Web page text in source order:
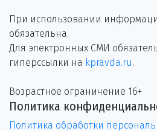
При использовании
обязательна.
Для электронных СМИ
гиперссылки на kpravda.ru.
Возрастное ограничение 16+
Политика
Политика обработки